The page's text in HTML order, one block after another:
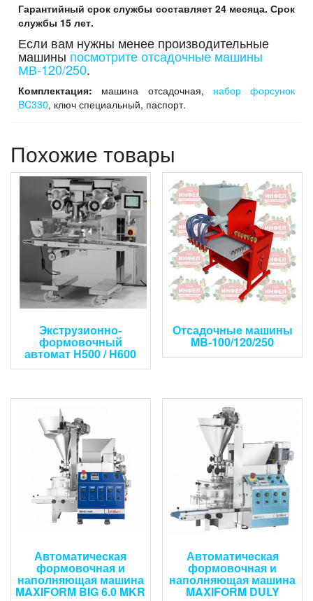
Гарантийный срок службы составляет 24 месяца. Срок
службы 15 лет.
Если вам нужны менее производительные
машины посмотрите отсадочные машины
МВ-120/250.
Комплектация: машина отсадочная, набор форсунок
BC330, ключ специальный, паспорт.
Похожие товары
Экструзионно-
формовочный
автомат Н500 / H600
Отсадочные машины
MB-100/120/250
Автоматическая
формовочная и
наполняющая машина
MAXIFORM BIG 6.0 MKR
Автоматическая
формовочная и
наполняющая машина
MAXIFORM DULY